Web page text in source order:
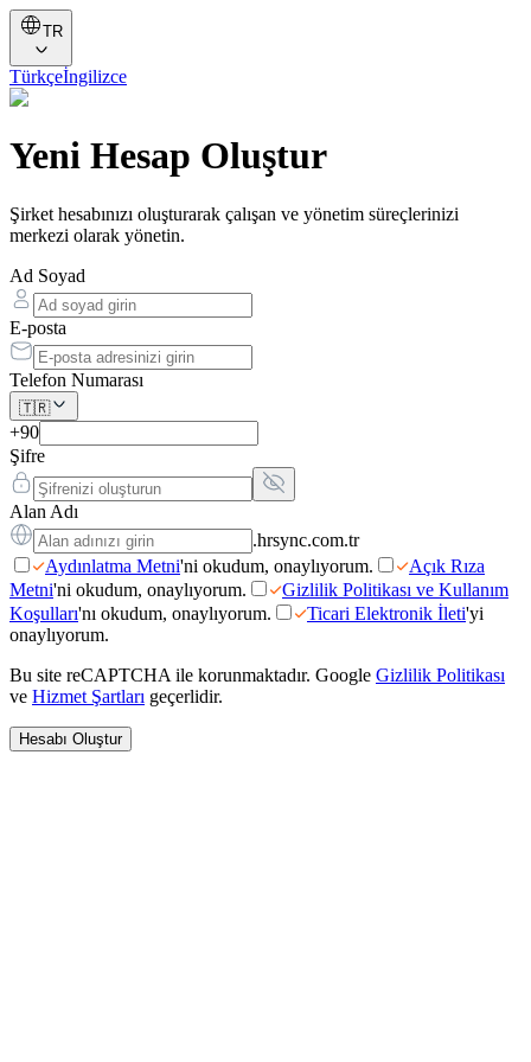
TR
Türkçeİngilizce
Yeni Hesap Oluştur
Şirket hesabınızı oluşturarak çalışan ve yönetim süreçlerinizi
merkezi olarak yönetin.
Ad Soyad
E-posta
Telefon Numarası
🇹🇷
+90
Şifre
Alan Adı
.hrsync.com.tr
Aydınlatma Metni'ni okudum, onaylıyorum.
Açık Rıza
Metni'ni okudum, onaylıyorum.
Gizlilik Politikası ve Kullanım
Koşulları'nı okudum, onaylıyorum. Ticari Elektronik İleti'yi
onaylıyorum.
Bu site reCAPTCHA ile korunmaktadır. Google Gizlilik Politikası
ve Hizmet Şartları geçerlidir.
Hesabı Oluştur